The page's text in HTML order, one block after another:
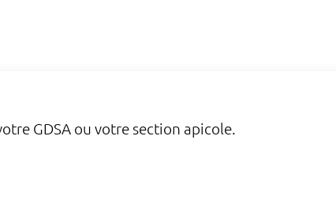
GDSA ou votre section apicole.